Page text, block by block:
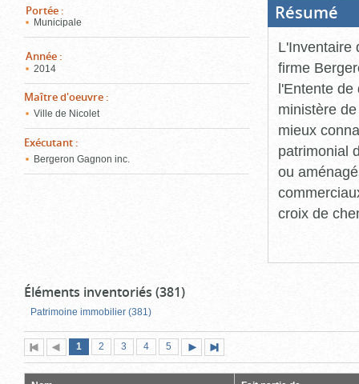
Portée :
Municipale
Année :
2014
Maître d'oeuvre :
Ville de Nicolet
Exécutant :
Bergeron Gagnon inc.
Résumé
L'Inventaire
firme
l'Entente de
ministère
mieux
patrimonial
ou
croix de
Éléments inventoriés (381)
Patrimoine immobilier (381)
Première
page
Page
précédente
Page
1 (page
actuelle)
Page
2 Page
3 Page
4 Page
5
suivante
page